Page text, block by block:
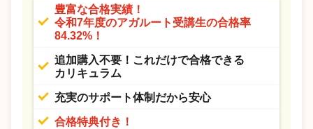
豊富な合格実績！
令和7年度のアガルート受講生の合格率
84.32%！
追加購入不要！これだけで合格できる
カリキュラム
充実のサポート体制だから安心
合格特典付き！